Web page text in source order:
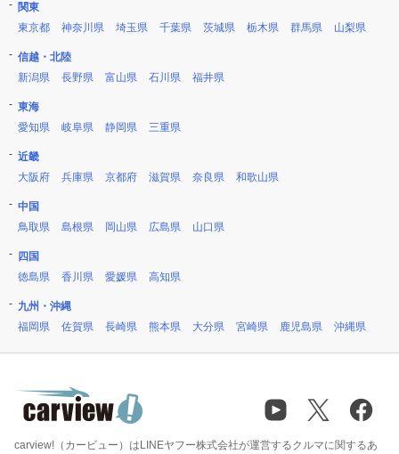
関東
東京都
神奈川県 埼玉県 千葉県 茨城県 栃木県 群馬県 山梨県
信越・北陸
新潟県
長野県 富山県 石川県 福井県
東海
愛知県
岐阜県 静岡県 三重県
近畿
大阪府
兵庫県 京都府 滋賀県 奈良県 和歌山県
中国
鳥取県
島根県 岡山県 広島県 山口県
四国
徳島県
香川県 愛媛県 高知県
九州・沖縄
福岡県
佐賀県 長崎県 熊本県 大分県 宮崎県 鹿児島県 沖縄県
carview!（カービュー）はLINEヤフー株式会社が運営するクルマに関するあ